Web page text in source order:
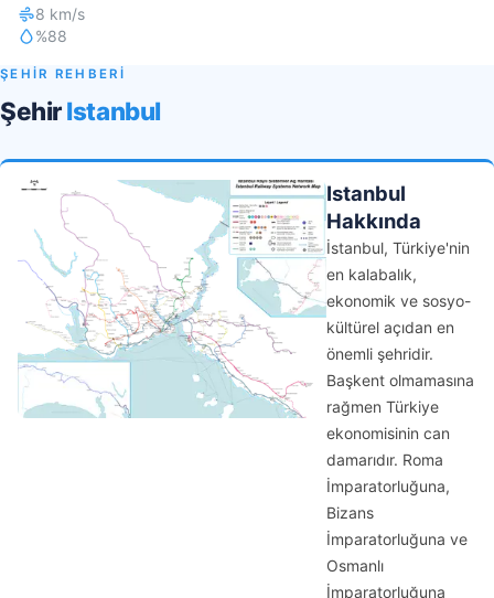
8 km/s
%88
ŞEHİR REHBERİ
ŞehirIstanbul
Istanbul
Hakkında
İstanbul, Türkiye'nin
en kalabalık,
ekonomik ve sosyo-
kültürel açıdan en
önemli şehridir.
Başkent olmamasına
rağmen Türkiye
ekonomisinin can
damarıdır. Roma
İmparatorluğuna,
Bizans
İmparatorluğuna ve
Osmanlı
İmparatorluğuna